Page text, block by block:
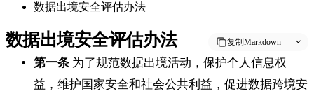
数据出境安全评估办法
数据出境安全评估办法 复制Markdown
第一条 为了规范数据出境活动，保护个人信息权
益，维护国家安全和社会公共利益，促进数据跨境安